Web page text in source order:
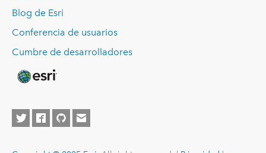
Blog de Esri
Conferencia de usuarios
Cumbre de desarrolladores